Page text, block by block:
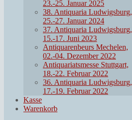
23.-25. Januar 2025
38. Antiquaria Ludwigsburg,
25.-27. Januar 2024
37. Antiquaria Ludwigsburg,
15.-17. Juni 2023
Antiquarenbeurs Mechelen,
02.-04. Dezember 2022
Antiquariatsmesse Stuttgart,
18.-22. Februar 2022
36. Antiquaria Ludwigsburg,
17.-19. Februar 2022
Kasse
Warenkorb